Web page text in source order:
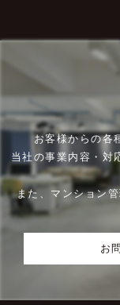
お客様からの各
当社の事業内容・対
また、マンション
お